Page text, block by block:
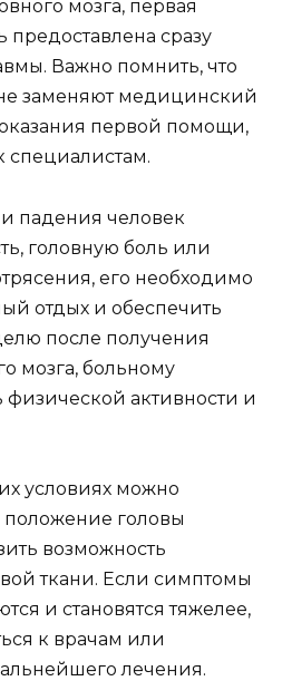
мозга, первая
сразу
Важно помнить, что
заменяют медицинский
первой помощи,
специалистам.
падения человек
головную боль или
его необходимо
отдых и обеспечить
после получения
мозга, больному
физической активности и
условиях можно
положение головы
возможность
ткани. Если симптомы
и становятся тяжелее,
к врачам или
лечения.